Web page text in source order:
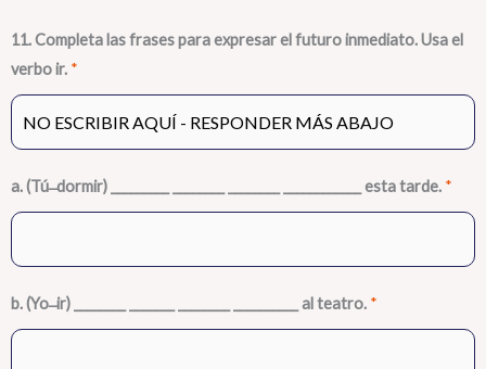
11. Completa las frases para expresar el futuro inmediato. Usa el
verbo ir. *
a. (Tú ̶ dormir) _________ ________ ________ ____________ esta tarde. *
b. (Yo ̶ ir) ________ _______ ________ __________ al teatro. *